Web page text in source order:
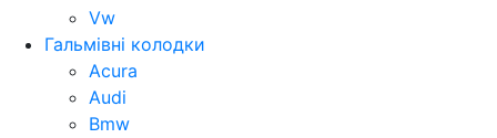
Vw
Гальмівні колодки
Acura
Audi
Bmw